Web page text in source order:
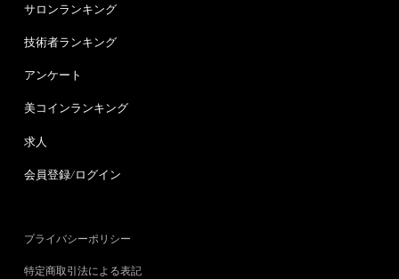
サロンランキング
技術者ランキング
アンケート
美コインランキング
求人
会員登録/ログイン
プライバシーポリシー
特定商取引法による表記